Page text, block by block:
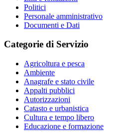
Politici
Personale amministrativo
Documenti e Dati
Categorie di Servizio
Agricoltura e pesca
Ambiente
Anagrafe e stato civile
Appalti pubblici
Autorizzazioni
Catasto e urbanistica
Cultura e tempo libero
Educazione e formazione